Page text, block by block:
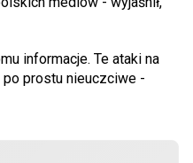
informacje. Te ataki na
po prostu nieuczciwe -